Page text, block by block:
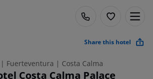
Share this hotel
Fuerteventura | Costa Calma
Costa Calma Palace